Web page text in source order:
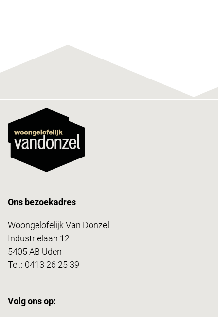
Ons bezoekadres
Woongelofelijk Van Donzel
Industrielaan 12
5405 AB Uden
Tel.: 0413 26 25 39
Volg ons op: